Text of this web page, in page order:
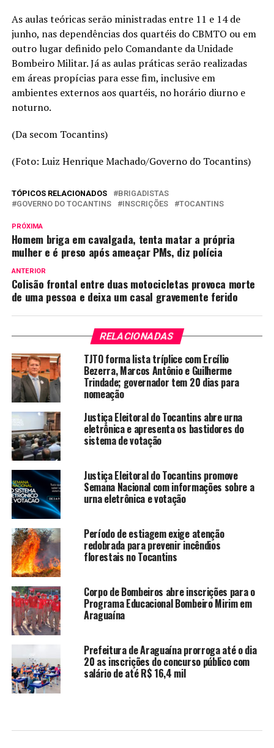
As aulas teóricas serão ministradas entre 11 e 14 de
junho, nas dependências dos quartéis do CBMTO ou em
outro lugar definido pelo Comandante da Unidade
Bombeiro Militar. Já as aulas práticas serão realizadas
em áreas propícias para esse fim, inclusive em
ambientes externos aos quartéis, no horário diurno e
noturno.
(Da secom Tocantins)
(Foto: Luiz Henrique Machado/Governo do Tocantins)
TÓPICOS RELACIONADOS
BRIGADISTAS
GOVERNO DO TOCANTINS
INSCRIÇÕES TOCANTINS
PRÓXIMA
Homem briga em cavalgada, tenta matar a própria
mulher e é preso após ameaçar PMs, diz polícia
ANTERIOR
Colisão frontal entre duas motocicletas provoca morte
de uma pessoa e deixa um casal gravemente ferido
RELACIONADAS
TJTO forma lista tríplice com Ercílio
Bezerra, Marcos Antônio e Guilherme
Trindade; governador tem 20 dias para
nomeação
Justiça Eleitoral do Tocantins abre urna
eletrônica e apresenta os bastidores do
sistema de votação
Justiça Eleitoral do Tocantins promove
Semana Nacional com informações sobre a
urna eletrônica e votação
Período de estiagem exige atenção
redobrada para prevenir incêndios
florestais no Tocantins
Corpo de Bombeiros abre inscrições para o
Programa Educacional Bombeiro Mirim em
Araguaína
Prefeitura de Araguaína prorroga até o dia
20 as inscrições do concurso público com
salário de até R$ 16,4 mil